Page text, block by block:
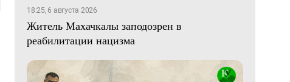
18:25, 6 августа 2026
Житель Махачкалы заподозрен в
реабилитации нацизма